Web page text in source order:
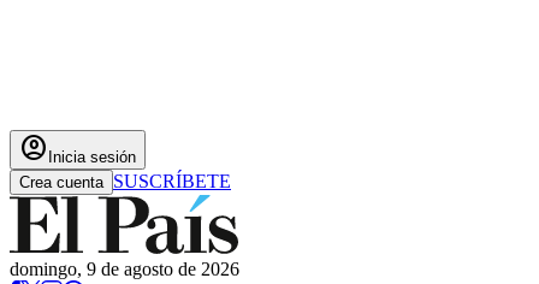
account_circle Inicia sesión
Crea cuenta SUSCRÍBETE
domingo, 9 de agosto de 2026